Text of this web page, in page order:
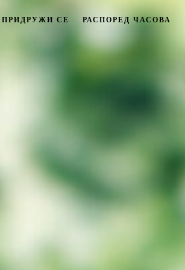
ПРИДРУЖИ СЕ РАСПОРЕД ЧАСОВА